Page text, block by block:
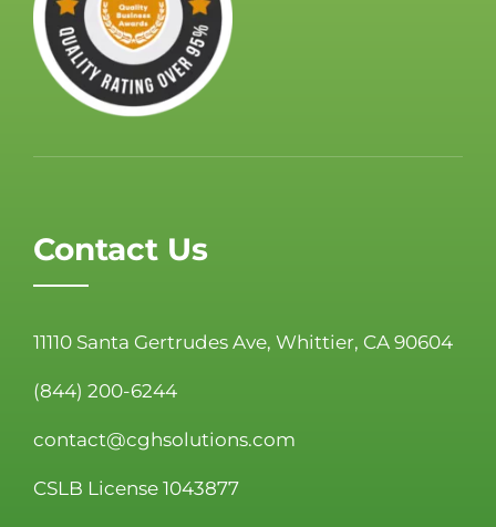
Contact Us
11110 Santa Gertrudes Ave, Whittier, CA 90604
(844) 200-6244
contact@cghsolutions.com
CSLB License 1043877